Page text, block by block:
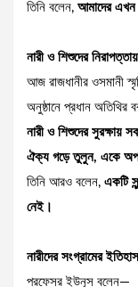
তিনি বলেন, আমাদের এখন
নারী ও শিশুদের
আজ রাজধানীর ওসমানী
অনুষ্ঠানে প্রধান
নারী ও শিশুদের সুরক্ষায়
ঐক্য গড়ে তুলুন, একে
তিনি আরও বলেন, একটি
নেই।
নারীদের সংগ্রামের
প্রফেসর ইউনূস বলেন—